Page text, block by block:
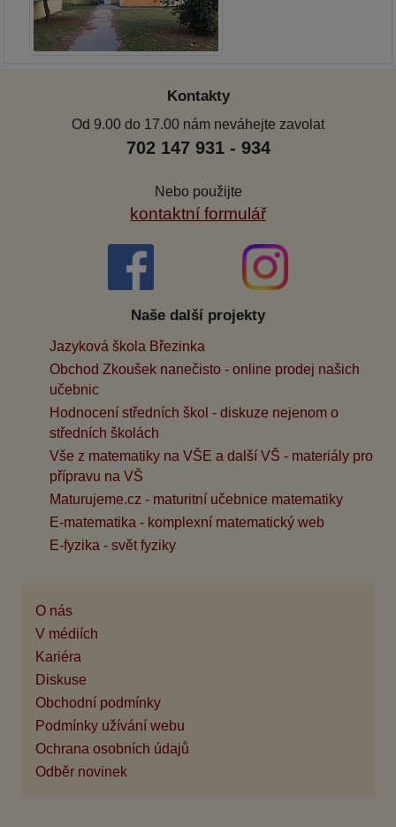
Kontakty
Od 9.00 do 17.00 nám neváhejte zavolat
702 147 931 - 934
Nebo použijte
kontaktní formulář
Naše další projekty
Jazyková škola Březinka
Obchod Zkoušek nanečisto - online prodej našich
učebnic
Hodnocení středních škol - diskuze nejenom o
středních školách
Vše z matematiky na VŠE a další VŠ - materiály pro
přípravu na VŠ
Maturujeme.cz - maturitní učebnice matematiky
E-matematika - komplexní matematický web
E-fyzika - svět fyziky
O nás
V médiích
Kariéra
Diskuse
Obchodní podmínky
Podmínky užívání webu
Ochrana osobních údajů
Odběr novinek